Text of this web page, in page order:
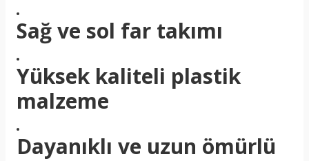
Sağ ve sol far takımı
Yüksek kaliteli plastik
malzeme
Dayanıklı ve uzun ömürlü